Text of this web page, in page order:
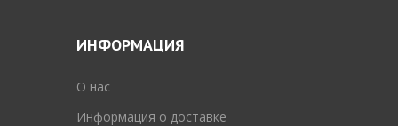
ИНФОРМАЦИЯ
O нас
Информация о доставке